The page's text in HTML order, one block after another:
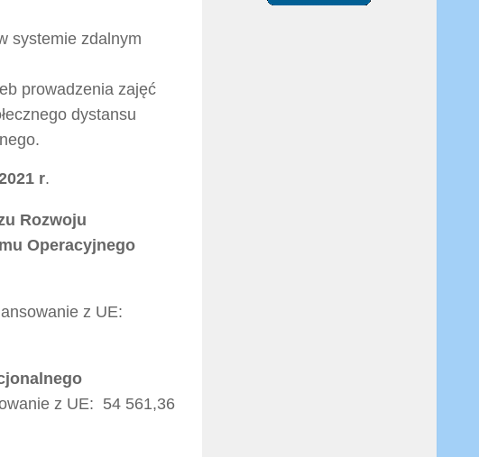
systemie zdalnym
prowadzenia zajęć
dystansu
r.
Rozwoju
Operacyjnego
z UE:
z UE: 54 561,36